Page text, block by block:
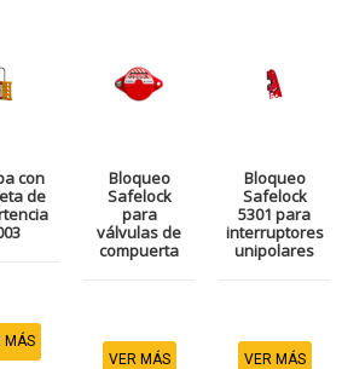
con
de
MÁS
Bloqueo
Safelock
para
válvulas de
compuerta
VER MÁS
Bloqueo
Safelock
5301 para
interruptores
unipolares
VER MÁS